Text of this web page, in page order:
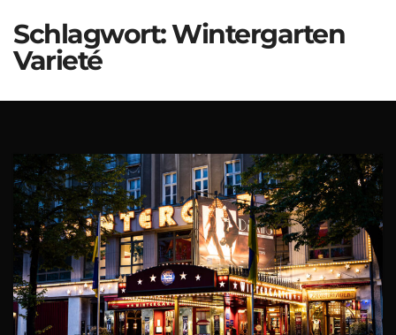
Schlagwort:Wintergarten
Varieté